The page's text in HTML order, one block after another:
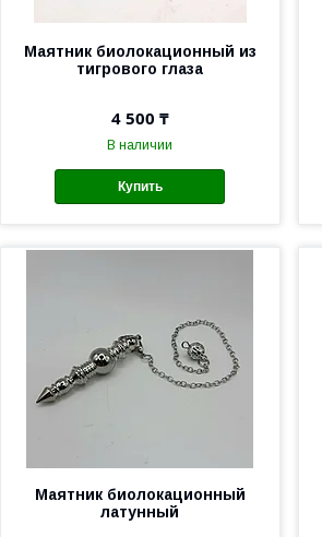
Маятник биолокационный из
тигрового глаза
4 500 ₸
В наличии
Купить
Маятник биолокационный
латунный